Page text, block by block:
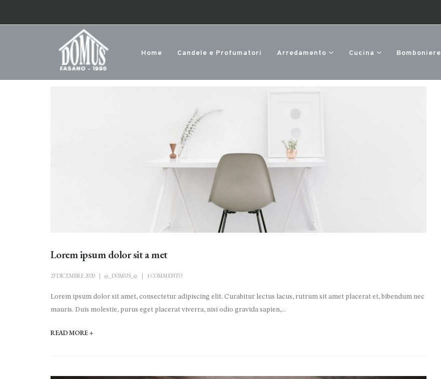
Home Candele e Profumatori Arredamento Cucina Bomboniere
Lorem ipsum dolor sit a met
23 DICEMBRE 2020 @_DOMUS_@ 1 COMMENTO
Lorem ipsum dolor sit amet, consectetur adipiscing elit. Curabitur lectus lacus, rutrum sit amet placerat et, bibendum nec
mauris. Duis molestie, purus eget placerat viverra, nisi odio gravida sapien,...
READ MORE +